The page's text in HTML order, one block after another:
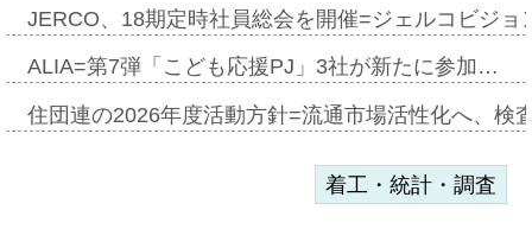
JERCO、18期定時社員総会を開催=ジェルコビジ
ALIA=第7弾「こども応援PJ」3社が新たに参加…
住団連の2026年度活動方針=流通市場活性化へ、検
着工・統計・調査